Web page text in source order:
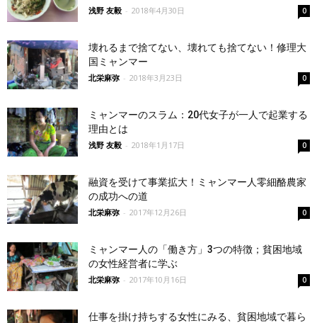
浅野 友毅 - 2018年4月30日 0
壊れるまで捨てない、壊れても捨てない！修理大
国ミャンマー
北栄麻弥 - 2018年3月23日 0
ミャンマーのスラム：20代女子が一人で起業する
理由とは
浅野 友毅 - 2018年1月17日 0
融資を受けて事業拡大！ミャンマー人零細酪農家
の成功への道
北栄麻弥 - 2017年12月26日 0
ミャンマー人の「働き方」3つの特徴；貧困地域
の女性経営者に学ぶ
北栄麻弥 - 2017年10月16日 0
仕事を掛け持ちする女性にみる、貧困地域で暮ら